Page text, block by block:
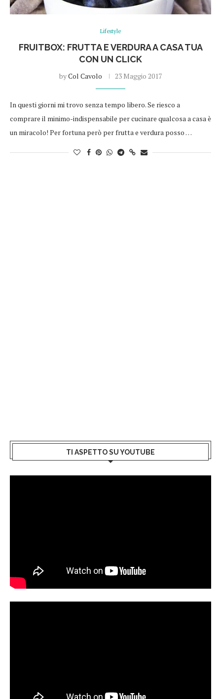
Lifestyle
FRUITBOX: FRUTTA E VERDURA A CASA TUA
CON UN CLICK
byCol Cavolo 23 Maggio 2017
In questi giorni mi trovo senza tempo libero. Se riesco a
comprare il minimo-indispensabile per cucinare qualcosa a casa è
un miracolo! Per fortuna però per frutta e verdura posso …
TI ASPETTO SU YOUTUBE